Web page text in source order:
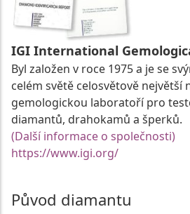
IGI International
Byl založen v roce 1975 a je se
celém světě celosvětově největší
gemologickou laboratoří pro
diamantů, drahokamů a šperků.
(Další informace o společnosti)
https://www.igi.org/
Původ diamantu